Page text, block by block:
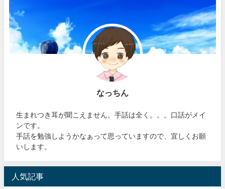
なっちん
生まれつき耳が聞こえません。手話は全く。。。口話がメイ
ンです。
手話を勉強しようかなぁって思っていますので、宜しくお願
いします。
人気記事